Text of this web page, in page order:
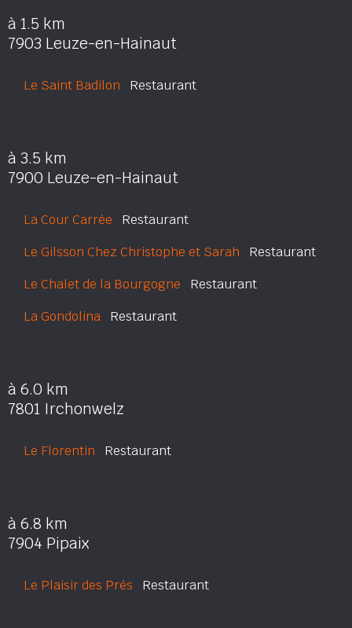
à 1.5 km
7903 Leuze-en-Hainaut
Le Saint Badilon Restaurant
à 3.5 km
7900 Leuze-en-Hainaut
La Cour Carrée Restaurant
Le Gilsson Chez Christophe et Sarah Restaurant
Le Chalet de la Bourgogne Restaurant
La Gondolina Restaurant
à 6.0 km
7801 Irchonwelz
Le Florentin Restaurant
à 6.8 km
7904 Pipaix
Le Plaisir des Prés Restaurant